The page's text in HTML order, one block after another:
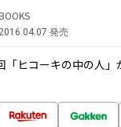
2016.04.07 発売
「ヒコーキの中の人」